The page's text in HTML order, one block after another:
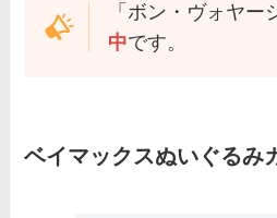
「ボン・ヴォヤー
中です。
ベイマックスぬいぐるみ